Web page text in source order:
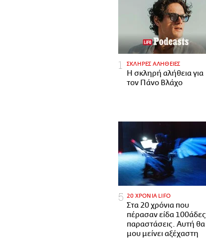
ΣΚΛΗΡΕΣ ΑΛΗΘΕΙΕΣ
H σκληρή αλήθεια για
τον Πάνο Βλάχο
20 ΧΡΟΝΙΑ LIFO
Στα 20 χρόνια που
πέρασαν είδα 100άδες
παραστάσεις. Αυτή θα
μου μείνει αξέχαστη